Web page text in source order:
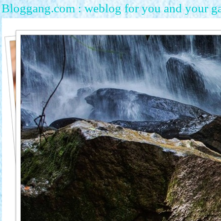
Bloggang.com : weblog for you and your